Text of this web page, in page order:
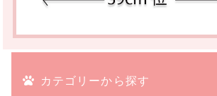
カテゴリーから探す